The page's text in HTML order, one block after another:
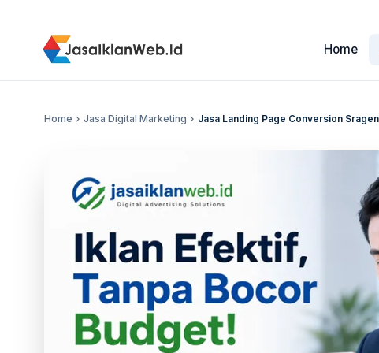
Home
Home chevron_right Jasa Digital Marketing chevron_right Jasa Landing Page Conversion